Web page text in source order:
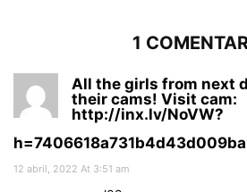
1
All the girls from next
their cams! Visit cam:
http://inx.lv/NoVW?
12 abril, 2022 At 3:51 am